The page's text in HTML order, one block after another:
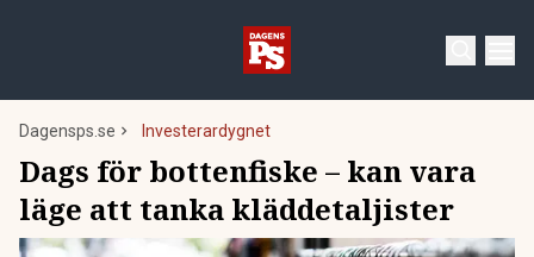
Dagensps.se Investerardygnet
Dags för bottenfiske – kan vara
läge att tanka kläddetaljister